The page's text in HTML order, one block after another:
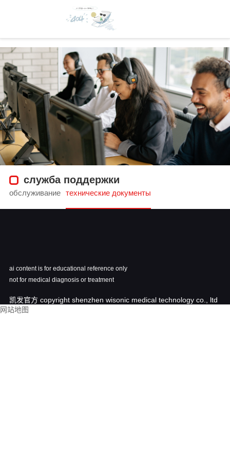
служба поддержки
обслуживание технические документы
ai content is for educational reference only
not for medical diagnosis or treatment
凯发官方 copyright shenzhen wisonic medical technology co., ltd
网站地图